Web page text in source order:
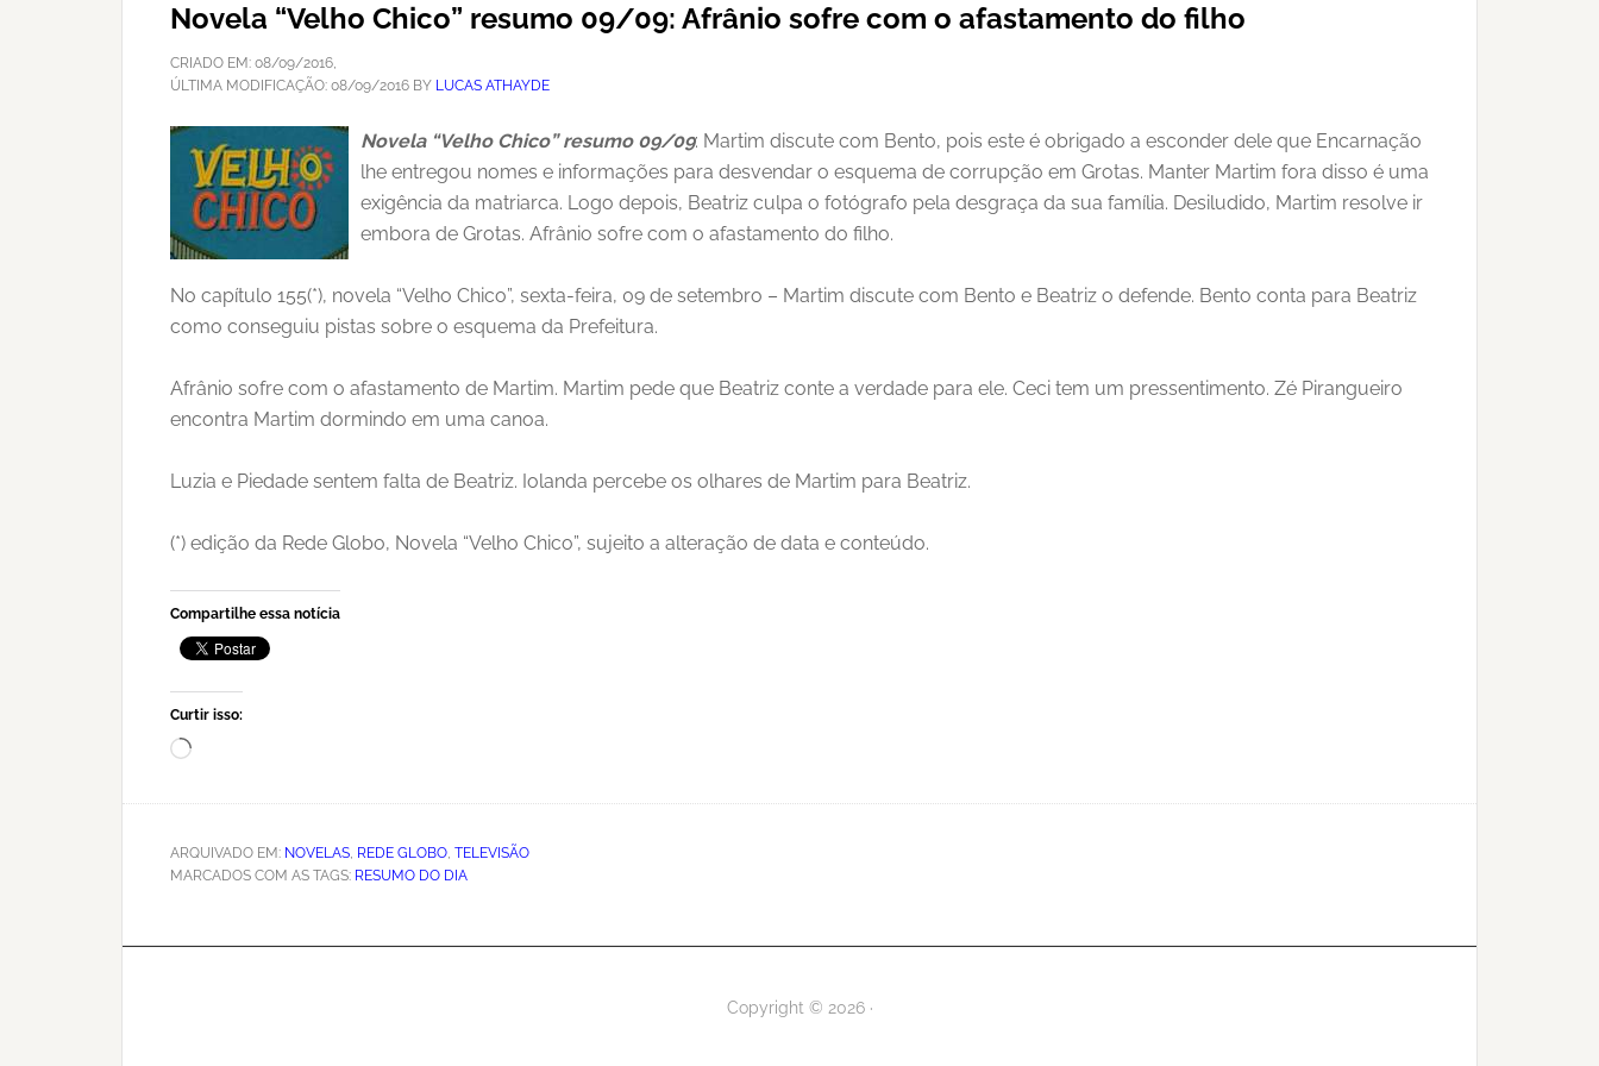
Novela “Velho Chico” resumo 09/09: Afrânio sofre com o afastamento do filho
CRIADO EM: 08/09/2016,
ÚLTIMA MODIFICAÇÃO: 08/09/2016 BY LUCAS ATHAYDE
Novela “Velho Chico” resumo 09/09: Martim discute com Bento, pois este é obrigado a esconder dele que Encarnação
lhe entregou nomes e informações para desvendar o esquema de corrupção em Grotas. Manter Martim fora disso é uma
exigência da matriarca. Logo depois, Beatriz culpa o fotógrafo pela desgraça da sua família. Desiludido, Martim resolve ir
embora de Grotas. Afrânio sofre com o afastamento do filho.
No capítulo 155(*), novela “Velho Chico”, sexta-feira, 09 de setembro – Martim discute com Bento e Beatriz o defende. Bento conta para Beatriz
como conseguiu pistas sobre o esquema da Prefeitura.
Afrânio sofre com o afastamento de Martim. Martim pede que Beatriz conte a verdade para ele. Ceci tem um pressentimento. Zé Pirangueiro
encontra Martim dormindo em uma canoa.
Luzia e Piedade sentem falta de Beatriz. Iolanda percebe os olhares de Martim para Beatriz.
(*) edição da Rede Globo, Novela “Velho Chico”, sujeito a alteração de data e conteúdo.
Compartilhe essa notícia
Curtir isso:
Carregando...
ARQUIVADO EM: NOVELAS, REDE GLOBO, TELEVISÃO
MARCADOS COM AS TAGS: RESUMO DO DIA
Copyright © 2026 ·